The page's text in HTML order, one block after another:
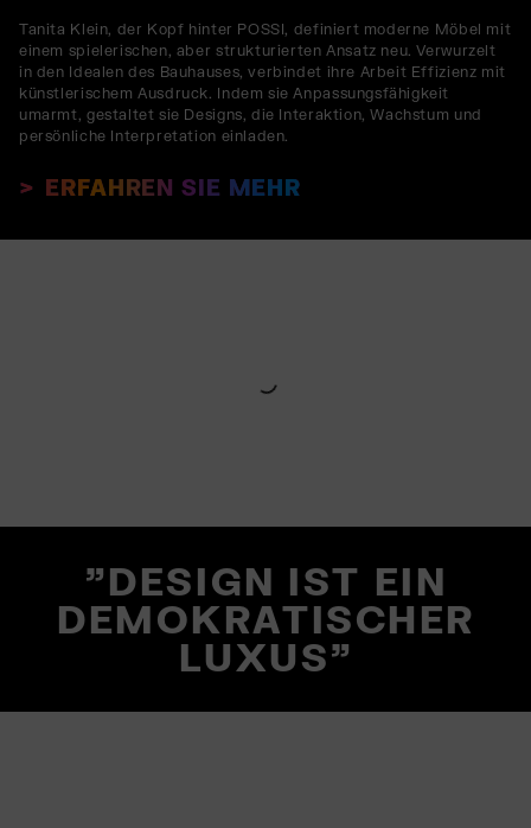
Tanita Klein, der Kopf hinter POSSI, definiert moderne Möbel mit
einem spielerischen, aber strukturierten Ansatz neu. Verwurzelt
in den Idealen des Bauhauses, verbindet ihre Arbeit Effizienz mit
künstlerischem Ausdruck. Indem sie Anpassungsfähigkeit
umarmt, gestaltet sie Designs, die Interaktion, Wachstum und
persönliche Interpretation einladen.
ERFAHREN SIE MEHR
"DESIGN IST EIN
DEMOKRATISCHER
LUXUS"